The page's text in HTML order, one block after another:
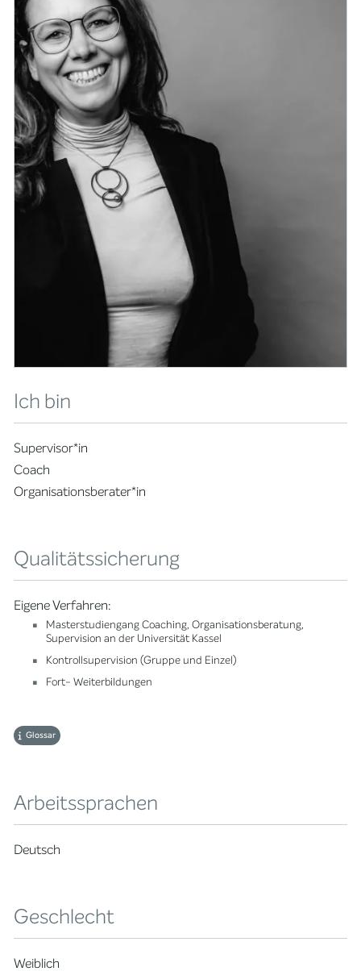
Ich bin
Supervisor*in
Coach
Organisationsberater*in
Qualitätssicherung
Eigene Verfahren:
Masterstudiengang Coaching, Organisationsberatung,
Supervision an der Universität Kassel
Kontrollsupervision (Gruppe und Einzel)
Fort- Weiterbildungen
Glossar
Arbeitssprachen
Deutsch
Geschlecht
Weiblich